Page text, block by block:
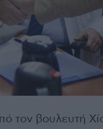
τον βουλευτή